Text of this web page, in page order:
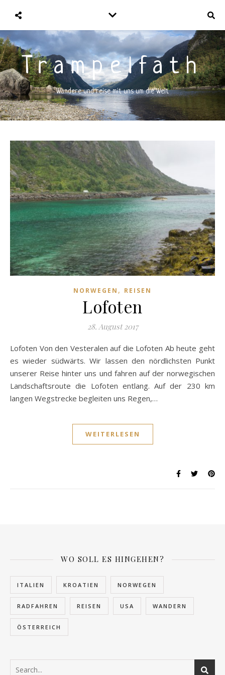
Trampelfath
Wandere und reise mit uns um die Welt
NORWEGEN , REISEN
Lofoten
28. August 2017
Lofoten Von den Vesteralen auf die Lofoten Ab heute geht
es wieder südwärts. Wir lassen den nördlichsten Punkt
unserer Reise hinter uns und fahren auf der norwegischen
Landschaftsroute die Lofoten entlang. Auf der 230 km
langen Wegstrecke begleiten uns Regen,…
WEITERLESEN
WO SOLL ES HINGEHEN?
ITALIEN KROATIEN NORWEGEN
RADFAHREN REISEN USA WANDERN
ÖSTERREICH